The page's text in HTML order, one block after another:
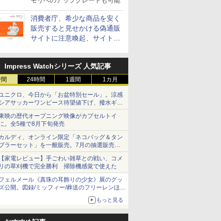
消費者庁、希少な商品を安く
販売すると見せかける偽通販
サイトに注意喚起、サイト名
Impress Watchシリーズ 人気記事
24時間 1週間 1カ月
ニクロ、今日から「お盆特別セール」。涼感
アサッカーワンピース待望値下げ、撥水ギア
ョーツは1990円に
映の歴代オープニング映像がカプセルトイ
。全5種で8月下旬発売
ルディ、オンライン限定「ネコバッグ＆タン
ラーセット」を一般販売。7月の抽選販売の
選無効分
家電レビュー】手ごわい雑草との戦い、コメ
の草刈機で完全勝利 掃除機感覚で使えた
ェルメール《真珠の耳飾りの少女》展のグッ
公開。図録/ミッフィー/葬送のフリーレンほ
もっと見る